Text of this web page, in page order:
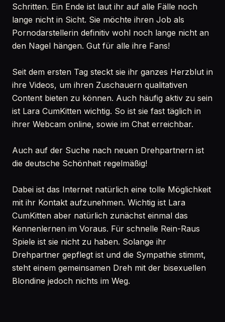
Schritten. Ein Ende ist laut ihr auf alle Fälle noch
lange nicht in Sicht. Sie möchte ihren Job als
Pornodarstellerin definitiv wohl noch lange nicht an
den Nagel hängen. Gut für alle ihre Fans!
Seit dem ersten Tag steckt sie ihr ganzes Herzblut in
ihre Videos, um ihren Zuschauern qualitativen
Content bieten zu können. Auch häufig aktiv zu sein
ist Lara CumKitten wichtig. So ist sie fast täglich in
ihrer Webcam online, sowie im Chat erreichbar.
Auch auf der Suche nach neuen Drehpartnern ist
die deutsche Schönheit regelmäßig!
Dabei ist das Internet natürlich eine tolle Möglichkeit
mit ihr Kontakt aufzunehmen. Wichtig ist Lara
CumKitten aber natürlich zunächst einmal das
Kennenlernen im Voraus. Für schnelle Rein-Raus
Spiele ist sie nicht zu haben. Solange ihr
Drehpartner gepflegt ist und die Sympathie stimmt,
steht einem gemeinsamen Dreh mit der bisexuellen
Blondine jedoch nichts im Weg.